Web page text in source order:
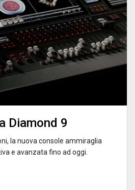
Diamond 9
la nuova console ammiraglia
e avanzata fino ad oggi.